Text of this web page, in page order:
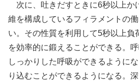
次に、吐きだすときに6秒以上か
維を構成しているフィラメントの
い。その性質を利用して5秒以上負
を効率的に鍛えることができる。
しっかりした呼吸ができるように
り込むことができるようになる。